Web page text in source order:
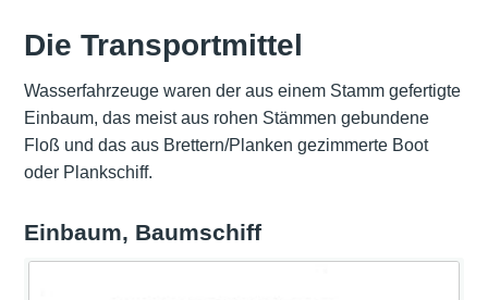
Die Transportmittel
Wasserfahrzeuge waren der aus einem Stamm gefertigte
Einbaum, das meist aus rohen Stämmen gebundene
Floß und das aus Brettern/Planken gezimmerte Boot
oder Plankschiff.
Einbaum, Baumschiff